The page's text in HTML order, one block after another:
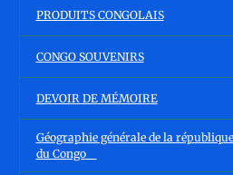
PRODUITS CONGOLAIS
CONGO SOUVENIRS
DEVOIR DE MÉMOIRE
Géographie générale de la
du Congo